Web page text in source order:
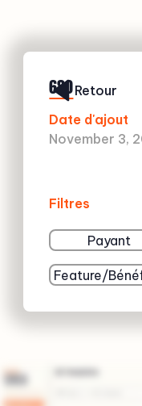
680
Date d'ajout
November 3,
Filtres
Payant
Feature/
Retour